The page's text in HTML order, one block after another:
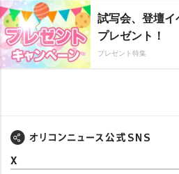
試写会、登壇
プレゼント！
プレゼント特集
X